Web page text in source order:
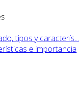
tipos y caracterís...
e importancia